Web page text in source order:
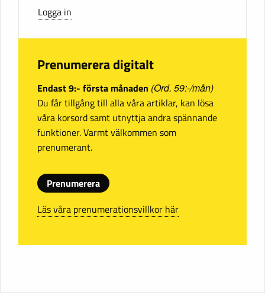
Logga in
Prenumerera digitalt
Endast 9:- första månaden (Ord. 59:-/mån)
Du får tillgång till alla våra artiklar, kan lösa
våra korsord samt utnyttja andra spännande
funktioner. Varmt välkommen som
prenumerant.
Prenumerera
Läs våra prenumerationsvillkor här